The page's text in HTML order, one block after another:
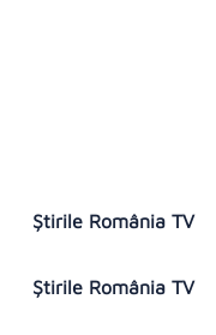
Ştirile România TV
Ştirile România TV